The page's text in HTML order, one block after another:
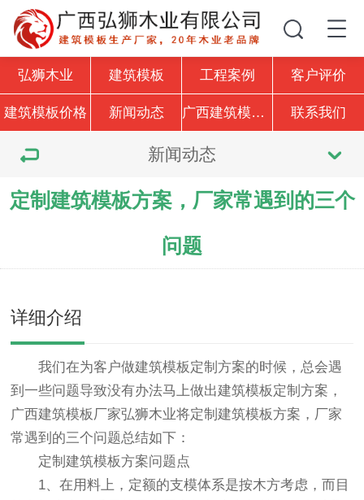
弘狮木业 建筑模板 工程案例 客户评价
建筑模板价格 新闻动态 广西建筑模板厂家 联系我们
新闻动态
定制建筑模板方案，厂家常遇到的三个
问题
详细介绍
我们在为客户做建筑模板定制方案的时候，总会遇
到一些问题导致没有办法马上做出建筑模板定制方案，
广西建筑模板厂家弘狮木业将定制建筑模板方案，厂家
常遇到的三个问题总结如下：
定制建筑模板方案问题点
1、在用料上，定额的支模体系是按木方考虑，而目